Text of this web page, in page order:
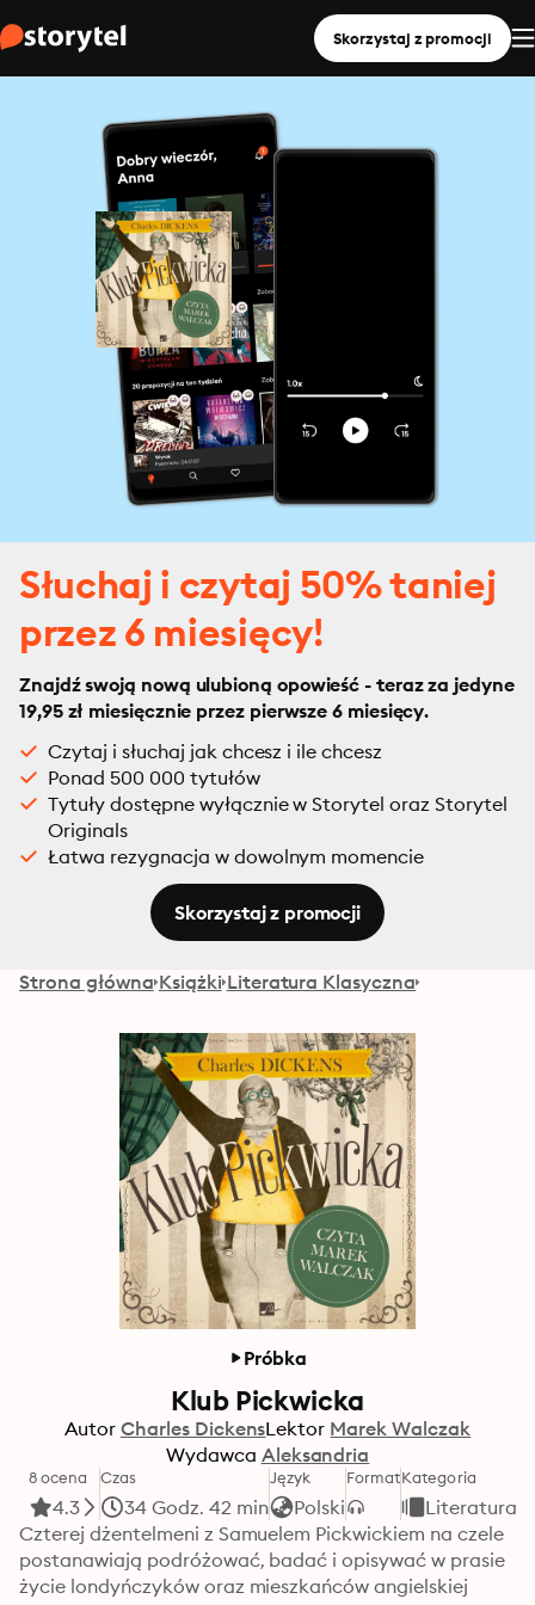
Skorzystaj z promocji
Słuchaj i czytaj 50% taniej
przez 6 miesięcy!
Znajdź swoją nową ulubioną opowieść - teraz za jedyne
19,95 zł miesięcznie przez pierwsze 6 miesięcy.
Czytaj i słuchaj jak chcesz i ile chcesz
Ponad 500 000 tytułów
Tytuły dostępne wyłącznie w Storytel oraz Storytel
Originals
Łatwa rezygnacja w dowolnym momencie
Skorzystaj z promocji
Strona główna Książki Literatura Klasyczna
Próbka
Klub Pickwicka
Autor Charles DickensLektor Marek Walczak
Wydawca Aleksandria
8 ocena
4.3
Czas
34 Godz. 42 min
Język
Polski
FormatKategoria
Literatura
Czterej dżentelmeni z Samuelem Pickwickiem na czele
postanawiają podróżować, badać i opisywać w prasie
życie londyńczyków oraz mieszkańców angielskiej